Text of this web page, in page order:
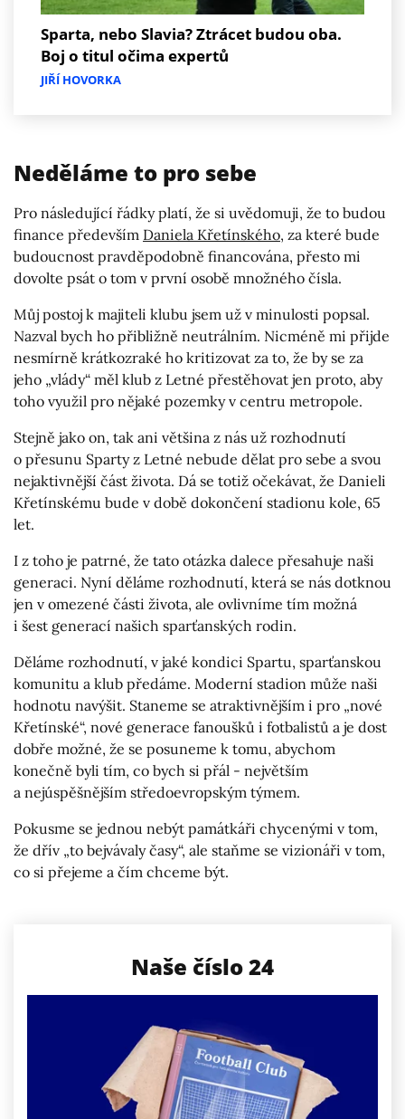
Sparta, nebo Slavia? Ztrácet budou oba.
Boj o titul očima expertů
JIŘÍ HOVORKA
Neděláme to pro sebe
Pro následující řádky platí, že si uvědomuji, že to budou
finance především Daniela Křetínského, za které bude
budoucnost pravděpodobně financována, přesto mi
dovolte psát o tom v první osobě množného čísla.
Můj postoj k majiteli klubu jsem už v minulosti popsal.
Nazval bych ho přibližně neutrálním. Nicméně mi přijde
nesmírně krátkozraké ho kritizovat za to, že by se za
jeho „vlády“ měl klub z Letné přestěhovat jen proto, aby
toho využil pro nějaké pozemky v centru metropole.
Stejně jako on, tak ani většina z nás už rozhodnutí
o přesunu Sparty z Letné nebude dělat pro sebe a svou
nejaktivnější část života. Dá se totiž očekávat, že Danieli
Křetínskému bude v době dokončení stadionu kole, 65
let.
I z toho je patrné, že tato otázka dalece přesahuje naši
generaci. Nyní děláme rozhodnutí, která se nás dotknou
jen v omezené části života, ale ovlivníme tím možná
i šest generací našich sparťanských rodin.
Děláme rozhodnutí, v jaké kondici Spartu, sparťanskou
komunitu a klub předáme. Moderní stadion může naši
hodnotu navýšit. Staneme se atraktivnějším i pro „nové
Křetínské“, nové generace fanoušků i fotbalistů a je dost
dobře možné, že se posuneme k tomu, abychom
konečně byli tím, co bych si přál - největším
a nejúspěšnějším středoevropským týmem.
Pokusme se jednou nebýt památkáři chycenými v tom,
že dřív „to bejvávaly časy“, ale staňme se vizionáři v tom,
co si přejeme a čím chceme být.
Naše číslo 24